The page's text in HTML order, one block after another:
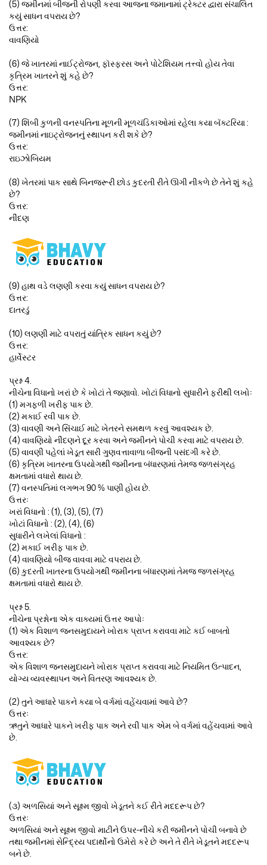
(5) જમીનમાં બીજની રોપણી કરવા આજના જમાનામાં ટ્રેક્ટર દ્વારા સંચાલિત
કયું સાધન વપરાય છે?
ઉત્તર:
વાવણિયો
(6) જે ખાતરમાં નાઈટ્રોજન, ફૉસ્ફરસ અને પોટેશિયમ તત્ત્વો હોય તેવા
કૃત્રિમ ખાતરને શું કહે છે?
ઉત્તર:
NPK
(7) શિંબી કુળની વનસ્પતિના મૂળની મૂળચંડિકાઓમાં રહેલા કયા બૅક્ટરિયા :
જમીનમાં નાઇટ્રોજનનું સ્થાપન કરી શકે છે?
ઉત્તર:
રાઇઝોબિયમ
(8) ખેતરમાં પાક સાથે બિનજરૂરી છોડ કુદરતી રીતે ઊગી નીકળે છે તેને શું કહે
છે?
ઉત્તર:
નીંદણ
(9) હાથ વડે લણણી કરવા કયું સાધન વપરાય છે?
ઉત્તર:
દાતરડું
(10) લણણી માટે વપરાતું યાંત્રિક સાધન કયું છે?
ઉત્તર:
હાર્વેસ્ટર
પ્રશ્ન 4.
નીચેના વિધાનો ખરાં છે કે ખોટાં તે જણાવો. ખોટાં વિધાનો સુધારીને ફરીથી લખોઃ
(1) મગફળી ખરીફ પાક છે.
(2) મકાઈ રવી પાક છે.
(3) વાવણી અને સિંચાઈ માટે ખેતરને સમથળ કરવું આવશ્યક છે.
(4) વાવણિયો નીંદણને દૂર કરવા અને જમીનને પોચી કરવા માટે વપરાય છે.
(5) વાવણી પહેલાં ખેડૂત સારી ગુણવત્તાવાળા બીજની પસંદગી કરે છે.
(6) કૃત્રિમ ખાતરના ઉપયોગથી જમીનના બંધારણમાં તેમજ જળસંગ્રહ
ક્ષમતામાં વધારો થાય છે.
(7) વનસ્પતિમાં લગભગ 90 % પાણી હોય છે.
ઉત્તરઃ
ખરાં વિધાનો : (1), (3), (5), (7)
ખોટાં વિધાનો : (2), (4), (6)
સુધારીને લખેલાં વિધાનો :
(2) મકાઈ ખરીફ પાક છે.
(4) વાવણિયો બીજ વાવવા માટે વપરાય છે.
(6) કુદરતી ખાતરના ઉપયોગથી જમીનના બંધારણમાં તેમજ જળસંગ્રહ
ક્ષમતામાં વધારો થાય છે.
પ્રશ્ન 5.
નીચેના પ્રશ્નોના એક વાક્યમાં ઉત્તર આપોઃ
(1) એક વિશાળ જનસમુદાયને ખોરાક પ્રાપ્ત કરાવવા માટે કઈ બાબતો
આવશ્યક છે?
ઉત્તર:
એક વિશાળ જનસમુદાયને ખોરાક પ્રાપ્ત કરાવવા માટે નિયમિત ઉત્પાદન,
યોગ્ય વ્યવસ્થાપન અને વિતરણ આવશ્યક છે.
(2) તુને આધારે પાકને કયા બે વર્ગમાં વહેંચવામાં આવે છે?
ઉત્તરઃ
ઋતુને આધારે પાકને ખરીફ પાક અને રવી પાક એમ બે વર્ગમાં વહેંચવામાં આવે
છે.
(૩) અળસિયાં અને સૂક્ષ્મ જીવો ખેડૂતને કઈ રીતે મદદરૂપ છે?
ઉત્તરઃ
અળસિયાં અને સૂક્ષ્મ જીવો માટીને ઉપર-નીચે કરી જમીનને પોચી બનાવે છે
તથા જમીનમાં સેન્દ્રિય પદાર્થોનો ઉમેરો કરે છે અને તે રીતે ખેડૂતને મદદરૂપ
બને છે.